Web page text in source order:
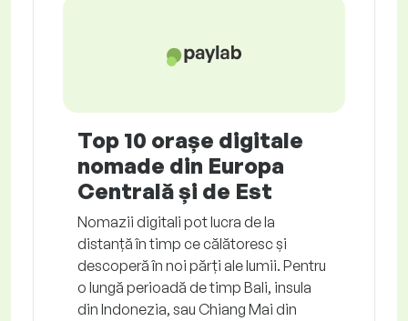
Top 10 orașe digitale
nomade din Europa
Centrală și de Est
Nomazii digitali pot lucra de la
distanță în timp ce călătoresc și
descoperă în noi părți ale lumii. Pentru
o lungă perioadă de timp Bali, insula
din Indonezia, sau Chiang Mai din